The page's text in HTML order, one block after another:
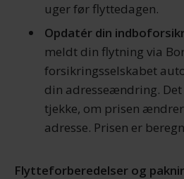
uger før flyttedagen.
Opdatér din
meldt din flytning via
forsikringsselskabet
din adresseændring.
tjekke, om prisen
adresse. Prisen er
Flytteforberedelser og